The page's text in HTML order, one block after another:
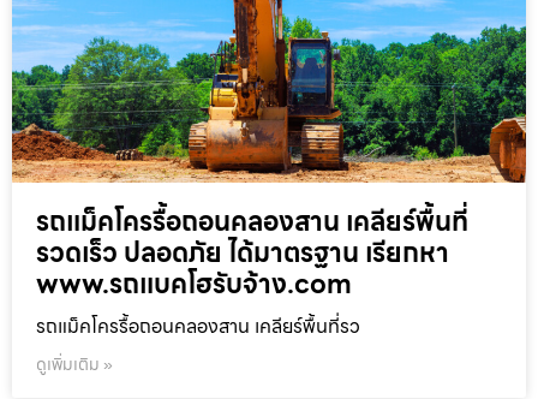
รถแม็คโครรื้อถอนคลองสาน เคลียร์พื้นที่
รวดเร็ว ปลอดภัย ได้มาตรฐาน เรียกหา
www.รถแบคโฮรับจ้าง.com
รถแม็คโครรื้อถอนคลองสาน เคลียร์พื้นที่รว
ดูเพิ่มเติม »